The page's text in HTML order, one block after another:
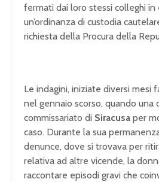
fermati dai loro stessi colleghi in
un’ordinanza di custodia
richiesta della Procura della
Le indagini, iniziate diversi mesi
nel gennaio scorso, quando una
commissariato di Siracusa per
caso. Durante la sua
denunce, dove si trovava per
relativa ad altre vicende, la
raccontare episodi gravi che